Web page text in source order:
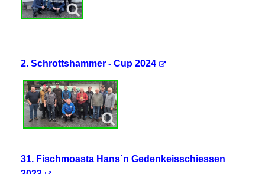
2. Schrottshammer - Cup 2024
31. Fischmoasta Hans´n Gedenkeisschiessen